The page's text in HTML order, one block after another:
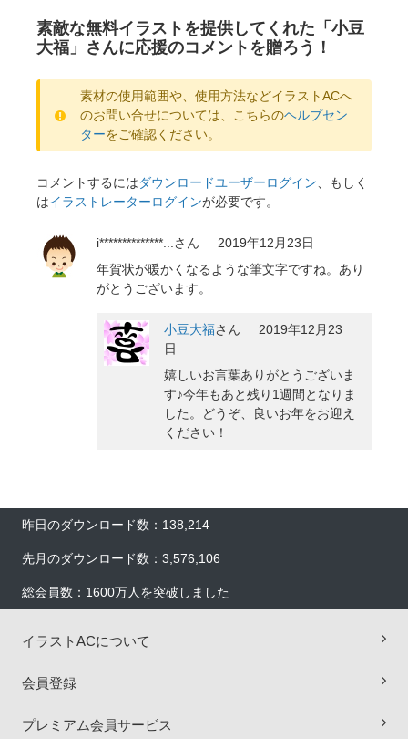
素敵な無料イラストを提供してくれた「小豆
大福」さんに応援のコメントを贈ろう！
素材の使用範囲や、使用方法などイラストACへ
のお問い合せについては、こちらのヘルプセン
ターをご確認ください。
コメントするにはダウンロードユーザーログイン 、もしく
はイラストレーターログインが必要です。
i**************... さん
2019年12月23日
年賀状が暖かくなるような筆文字ですね。あり
がとうございます。
小豆大福さん
2019年12月23
日
嬉しいお言葉ありがとうございま
す♪今年もあと残り1週間となりま
した。どうぞ、良いお年をお迎え
ください！
昨日のダウンロード数：138,214
先月のダウンロード数：3,576,106
総会員数：1600万人を突破しました
イラストACについて
会員登録
プレミアム会員サービス